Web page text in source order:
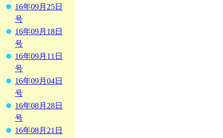
16年09月25日
号
16年09月18日
号
16年09月11日
号
16年09月04日
号
16年08月28日
号
16年08月21日